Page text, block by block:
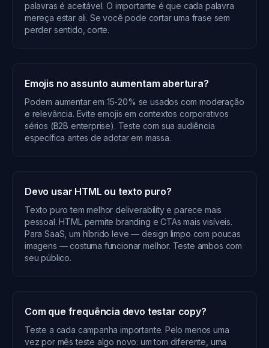
palavras é aceitável. O importante é que cada palavra
mereça estar ali. Se você pode cortar uma frase sem
perder sentido, corte.
Emojis no assunto aumentam abertura?
Podem aumentar em 15-20% se usados com moderação
e relevância. Evite emojis em contextos corporativos
sérios (B2B enterprise). Teste com sua audiência
específica antes de adotar em massa.
Devo usar HTML ou texto puro?
Texto puro tem melhor deliverability e parece mais
pessoal. HTML permite branding e CTAs mais visíveis.
Para SaaS, um híbrido leve — design limpo com poucas
imagens — costuma funcionar melhor. Teste ambos com
seu público.
Com que frequência devo testar copy?
Teste a cada campanha importante. Pelo menos uma
vez por mês teste algo novo: um tom diferente, uma